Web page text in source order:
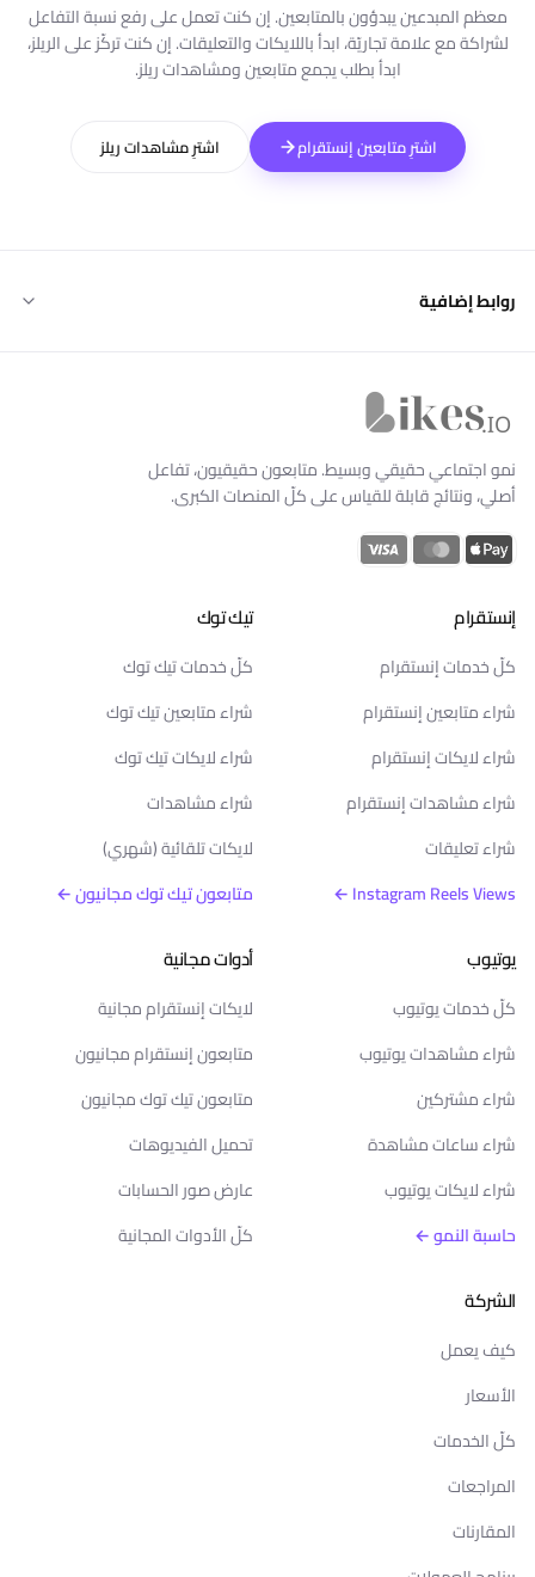
معظم المبدعين يبدؤون بالمتابعين. إن كنت تعمل على رفع نسبة التفاعل
لشراكة مع علامة تجاريّة، ابدأ باللايكات والتعليقات. إن كنت تركّز على الريلز،
ابدأ بطلب يجمع متابعين ومشاهدات ريلز.
اشترِ متابعين إنستقرام اشترِ مشاهدات ريلز
روابط إضافية
نمو اجتماعي حقيقي وبسيط. متابعون حقيقيون، تفاعل
أصلي، ونتائج قابلة للقياس على كلّ المنصات الكبرى.
إنستقرام
كلّ خدمات إنستقرام
شراء متابعين إنستقرام
شراء لايكات إنستقرام
شراء مشاهدات إنستقرام
شراء تعليقات
Instagram Reels Views ←
تيك توك
كلّ خدمات تيك توك
شراء متابعين تيك توك
شراء لايكات تيك توك
شراء مشاهدات
لايكات تلقائية (شهري)
متابعون تيك توك مجانيون ←
يوتيوب
كلّ خدمات يوتيوب
شراء مشاهدات يوتيوب
شراء مشتركين
شراء ساعات مشاهدة
شراء لايكات يوتيوب
حاسبة النمو ←
أدوات مجانية
لايكات إنستقرام مجانية
متابعون إنستقرام مجانيون
متابعون تيك توك مجانيون
تحميل الفيديوهات
عارض صور الحسابات
كلّ الأدوات المجانية
الشركة
كيف يعمل
الأسعار
كلّ الخدمات
المراجعات
المقارنات